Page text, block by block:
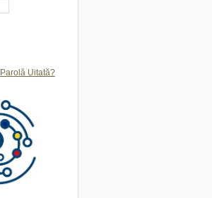
Parolă Uitată?